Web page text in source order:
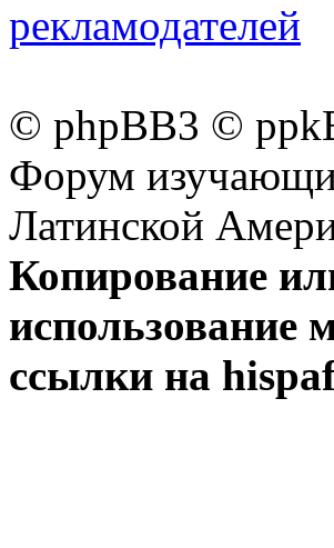
рекламодателей
© phpBB3 ©
Форум
Латинской
Копирование
использование
ссылки на